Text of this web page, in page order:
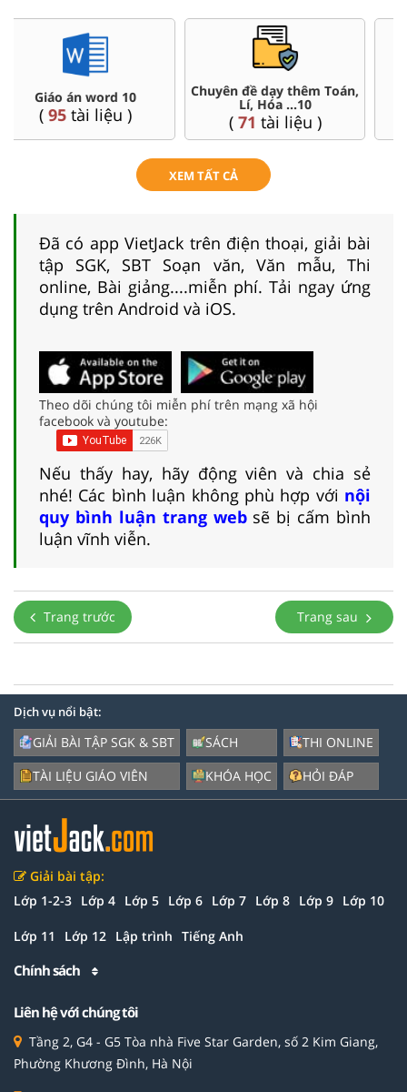
Đề thi HSG 10
(8tài liệu )
Trắc nghiệm đúng sai 10
(41tài liệu )
XEM TẤT CẢ
Đã có app VietJack trên điện thoại, giải bài
tập SGK, SBT Soạn văn, Văn mẫu, Thi
online, Bài giảng....miễn phí. Tải ngay ứng
dụng trên Android và iOS.
Theo dõi chúng tôi miễn phí trên mạng xã hội
facebook và youtube:
Nếu thấy hay, hãy động viên và chia sẻ
nhé! Các bình luận không phù hợp với nội
quy bình luận trang websẽ bị cấm bình
luận vĩnh viễn.
Trang trước Trang sau
Dịch vụ nổi bật:
GIẢI BÀI TẬP SGK & SBT
TÀI LIỆU GIÁO VIÊN
SÁCH
KHÓA HỌC
THI ONLINE
HỎI ĐÁP
Giải bài tập:
Lớp 1-2-3 Lớp 4 Lớp 5 Lớp 6 Lớp 7 Lớp 8 Lớp 9 Lớp 10
Lớp 11 Lớp 12 Lập trình Tiếng Anh
Chính sách
Liên hệ với chúng tôi
Tầng 2, G4 - G5 Tòa nhà Five Star Garden, số 2 Kim Giang,
Phường Khương Đình, Hà Nội